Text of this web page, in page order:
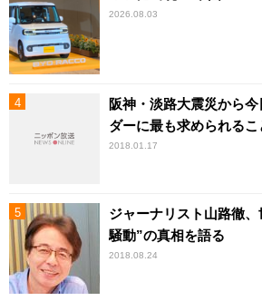
2026.08.03
阪神・淡路大震災から
ダーに最も求められるこ
2018.01.17
ジャーナリスト山路徹
騒動”の真相を語る
2018.08.24